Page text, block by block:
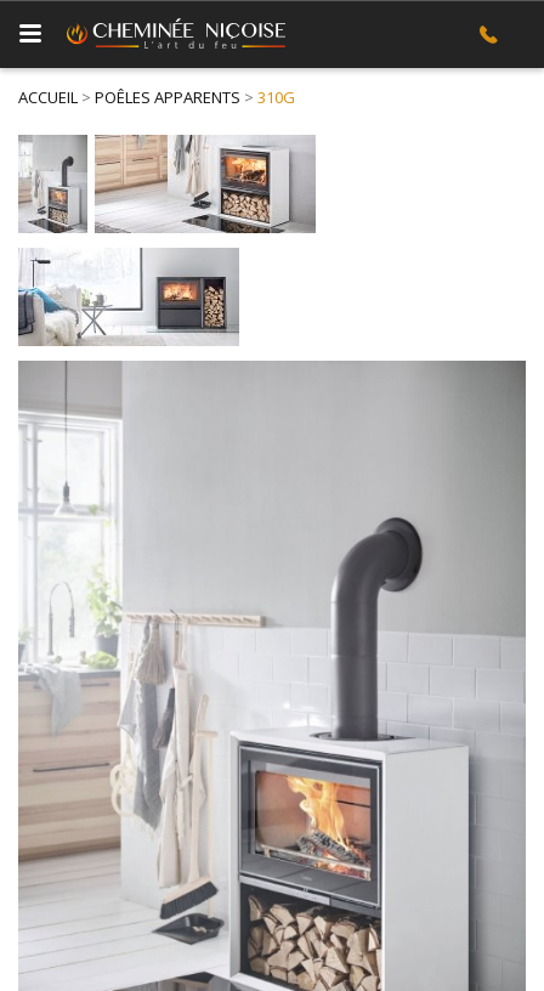
ACCUEIL > POÊLES APPARENTS > 310G